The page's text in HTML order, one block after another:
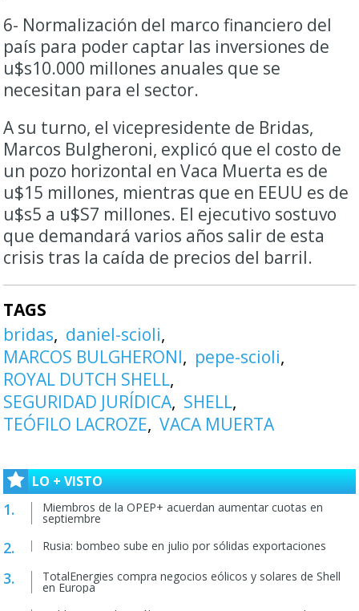
6- Normalización del marco financiero del
país para poder captar las inversiones de
u$s10.000 millones anuales que se
necesitan para el sector.
A su turno, el vicepresidente de Bridas,
Marcos Bulgheroni, explicó que el costo de
un pozo horizontal en Vaca Muerta es de
u$15 millones, mientras que en EEUU es de
u$s5 a u$S7 millones. El ejecutivo sostuvo
que demandará varios años salir de esta
crisis tras la caída de precios del barril.
TAGS
bridas
daniel-scioli
MARCOS BULGHERONI
pepe-scioli
ROYAL DUTCH SHELL
SEGURIDAD JURÍDICA SHELL
TEÓFILO LACROZE VACA MUERTA
LO + VISTO
Miembros de la OPEP+ acuerdan aumentar cuotas en
septiembre
Rusia: bombeo sube en julio por sólidas exportaciones
TotalEnergies compra negocios eólicos y solares de Shell
en Europa